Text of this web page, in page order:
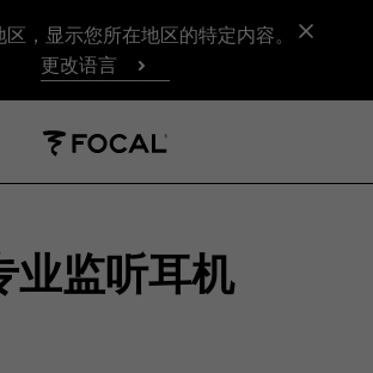
，显示您所在地区的特定内容。
更改语言
业监听耳机